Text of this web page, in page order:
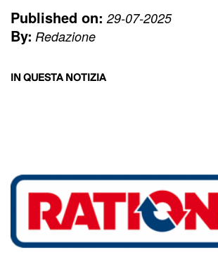
Published on: 29-07-2025
By: Redazione
IN QUESTA NOTIZIA